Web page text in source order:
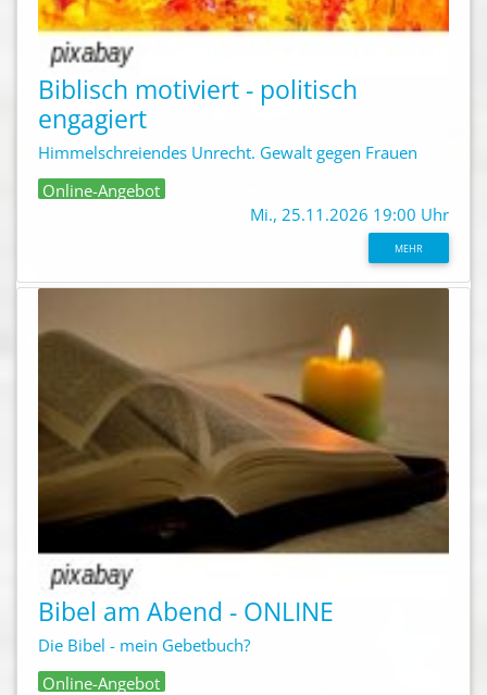
Biblisch motiviert - politisch
engagiert
Himmelschreiendes Unrecht. Gewalt gegen Frauen
Online-Angebot
Mi., 25.11.2026 19:00 Uhr
MEHR
Bibel am Abend - ONLINE
Die Bibel - mein Gebetbuch?
Online-Angebot